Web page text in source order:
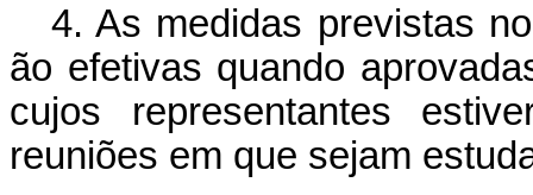
4. As medidas previstas
ão efetivas quando
cujos representantes
reuniões em que sejam